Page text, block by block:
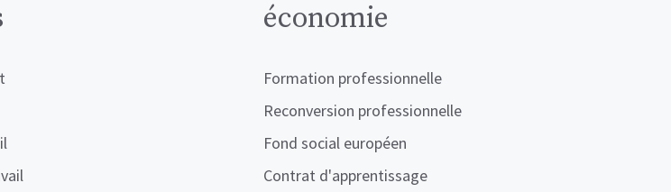
économie
Formation professionnelle
Reconversion professionnelle
Fond social européen
Contrat d'apprentissage